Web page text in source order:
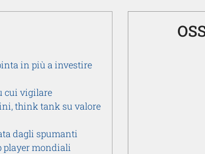
in più a investire
cui vigilare
think tank su valore
dagli spumanti
player mondiali